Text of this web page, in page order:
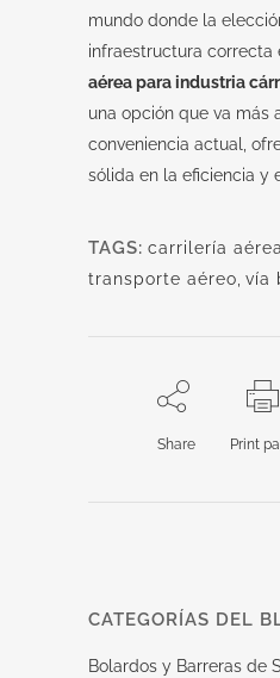
mundo donde la
infraestructura correcta
aérea para industria
una opción que va más
conveniencia actual,
sólida en la eficiencia y
TAGS: carrilería aérea
transporte aéreo vía
Share Print
CATEGORÍAS DEL
Bolardos y Barreras de